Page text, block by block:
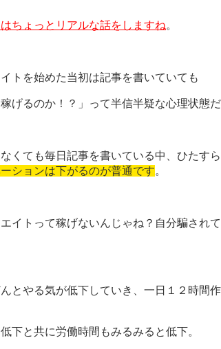
ちょっとリアルな話をしますね。
トを始めた当初は記事を書いていても
稼げるのか！？」って半信半疑な心理状態だ
くても毎日記事を書いている中、ひたす
ションは下がるのが普通です。
エイトって稼げないんじゃね？自分騙され
とやる気が低下していき、一日１２時間
下と共に労働時間もみるみると低下。